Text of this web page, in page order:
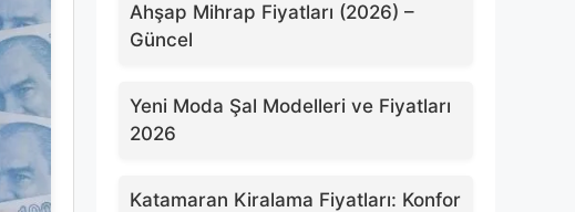
Ahşap Mihrap Fiyatları (2026) –
Güncel
Yeni Moda Şal Modelleri ve Fiyatları
2026
Katamaran Kiralama Fiyatları: Konfor